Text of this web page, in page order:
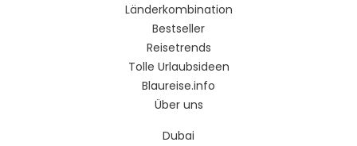
Länderkombination
Bestseller
Reisetrends
Tolle Urlaubsideen
Blaureise.info
Über uns
Dubai